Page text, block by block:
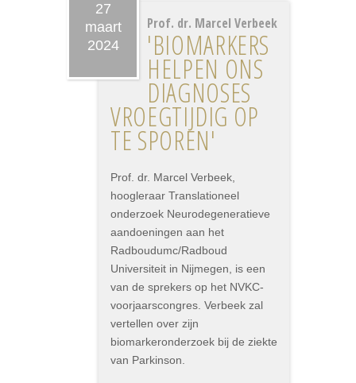
27
maart
2024
Prof. dr. Marcel Verbeek
'BIOMARKERS
HELPEN ONS
DIAGNOSES
VROEGTIJDIG OP
TE SPOREN'
Prof. dr. Marcel Verbeek,
hoogleraar Translationeel
onderzoek Neurodegeneratieve
aandoeningen aan het
Radboudumc/Radboud
Universiteit in Nijmegen, is een
van de sprekers op het NVKC-
voorjaarscongres. Verbeek zal
vertellen over zijn
biomarkeronderzoek bij de ziekte
van Parkinson.